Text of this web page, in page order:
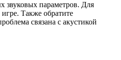
звуковых параметров. Для
Также обратите
связана с акустикой